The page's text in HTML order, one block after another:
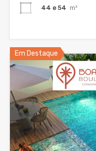
44 e 54 m²
Em Destaque